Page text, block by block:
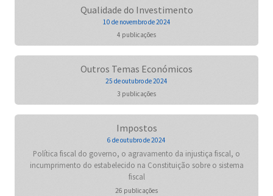
Qualidade do Investimento
10 de novembro de 2024
4 publicações
Outros Temas Económicos
25 de outubro de 2024
3 publicações
Impostos
6 de outubro de 2024
Política fiscal do governo, o agravamento da injustiça fiscal, o
incumprimento do estabelecido na Constituição sobre o sistema
fiscal
26 publicações